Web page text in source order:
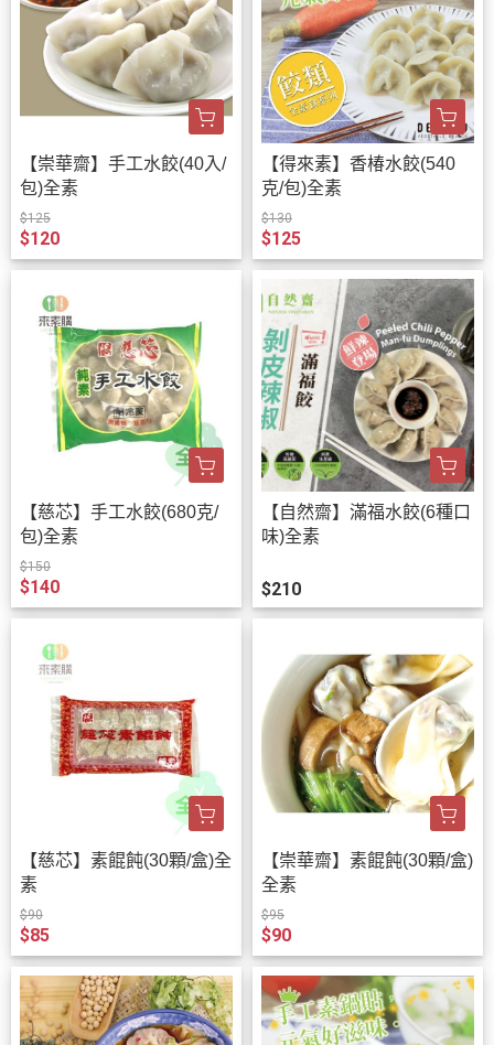
【崇華齋】手工水餃(40入/
包)全素
$125
$120
【得來素】香椿水餃(540
克/包)全素
$130
$125
【慈芯】手工水餃(680克/
包)全素
$150
$140
【自然齋】滿福水餃(6種口
味)全素
$210
【慈芯】素餛飩(30顆/盒)全
素
$90
$85
【崇華齋】素餛飩(30顆/盒)
全素
$95
$90